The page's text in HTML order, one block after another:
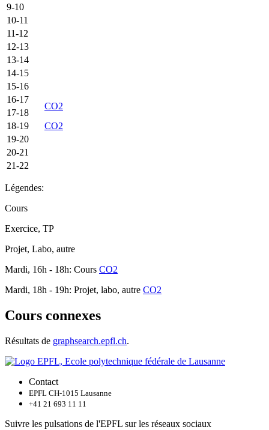
9-10
10-11
11-12
12-13
13-14
14-15
15-16
16-17
CO2
17-18
18-19
CO2
19-20
20-21
21-22
Légendes:
Cours
Exercice, TP
Projet, Labo, autre
Mardi, 16h - 18h: Cours CO2
Mardi, 18h - 19h: Projet, labo, autre CO2
Cours connexes
Résultats de graphsearch.epfl.ch.
Contact
EPFL CH-1015 Lausanne
+41 21 693 11 11
Suivre les pulsations de l'EPFL sur les réseaux sociaux